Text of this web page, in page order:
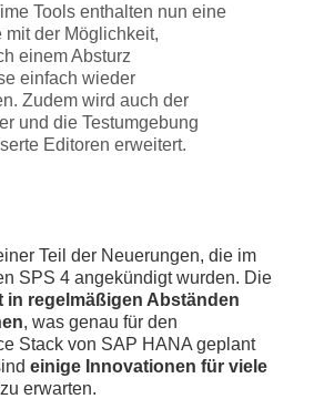
Tools enthalten nun eine
mit der Möglichkeit,
einem Absturz
einfach wieder
Zudem wird auch der
und die Testumgebung
Editoren erweitert.
Teil der Neuerungen, die im
SPS 4 angekündigt wurden. Die
in regelmäßigen Abständen
, was genau für den
Stack von SAP HANA geplant
einige Innovationen für viele
zu erwarten.